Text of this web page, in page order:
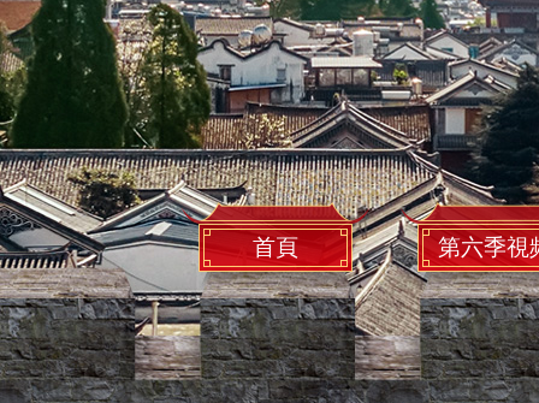
首頁 第六季視